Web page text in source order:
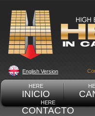
English Version
HERE
INICIO
HERE
CONTACTO